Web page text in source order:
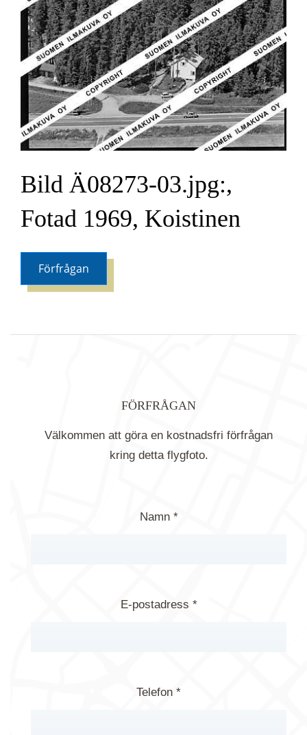
Bild Ä08273-03.jpg:,
Fotad 1969, Koistinen
Förfrågan
FÖRFRÅGAN
Välkommen att göra en kostnadsfri förfrågan
kring detta flygfoto.
Namn *
E-postadress *
Telefon *